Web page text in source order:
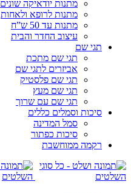
מתנות יודאיקה שונים
מתנות לרופא ולאחות
מתנות עד 50 ש”ח
עיצוב החדר והבית
תגי שם
תגי שם מתכת
אביזרים לתגי שם
תגי שם פלסטיק
תגי שם מעץ
תגי שם עם שרוך
סיכות וסמלים כללים
סמל המדינה
סיכות כפתור
רקמה ממוחשבת